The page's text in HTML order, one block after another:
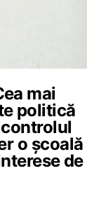
mai
politică
o școală
de